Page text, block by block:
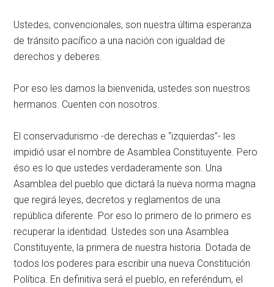
Ustedes, convencionales, son nuestra última esperanza
de tránsito pacífico a una nación con igualdad de
derechos y deberes.
Por eso les damos la bienvenida, ustedes son nuestros
hermanos. Cuenten con nosotros.
El conservadurismo -de derechas e “izquierdas”- les
impidió usar el nombre de Asamblea Constituyente. Pero
éso es lo que ustedes verdaderamente son. Una
Asamblea del pueblo que dictará la nueva norma magna
que regirá leyes, decretos y reglamentos de una
república diferente. Por eso lo primero de lo primero es
recuperar la identidad. Ustedes son una Asamblea
Constituyente, la primera de nuestra historia. Dotada de
todos los poderes para escribir una nueva Constitución
Política. En definitiva será el pueblo, en referéndum, el